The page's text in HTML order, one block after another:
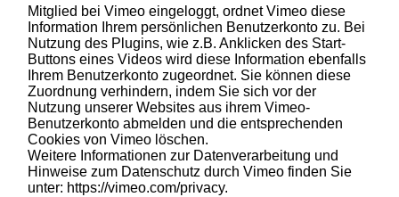
Mitglied bei Vimeo eingeloggt, ordnet Vimeo diese
Information Ihrem persönlichen Benutzerkonto zu. Bei
Nutzung des Plugins, wie z.B. Anklicken des Start-
Buttons eines Videos wird diese Information ebenfalls
Ihrem Benutzerkonto zugeordnet. Sie können diese
Zuordnung verhindern, indem Sie sich vor der
Nutzung unserer Websites aus ihrem Vimeo-
Benutzerkonto abmelden und die entsprechenden
Cookies von Vimeo löschen.
Weitere Informationen zur Datenverarbeitung und
Hinweise zum Datenschutz durch Vimeo finden Sie
unter: https://vimeo.com/privacy.